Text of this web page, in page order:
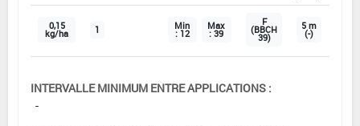
0,15
kg/ha 1 Min
: 12
Max
: 39
F
(BBCH
39)
5 m
(-)
INTERVALLE MINIMUM ENTRE APPLICATIONS :
-